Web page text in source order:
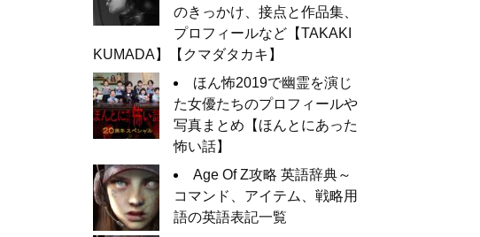
のきっかけ、接点と作品集、
プロフィールなど【TAKAKI
KUMADA】【クマダタカキ】
ほん怖2019で幽霊を演じ
た女優たちのプロフィールや
写真まとめ【ほんとにあった
怖い話】
Age Of Z攻略 英語辞典～
コマンド、アイテム、戦略用
語の英語表記一覧